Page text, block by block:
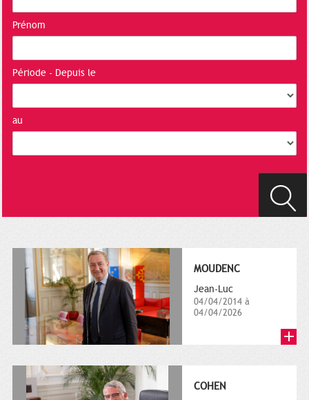
Prénom
Période - Depuis le
au
MOUDENC
Jean-Luc
04/04/2014 à
04/04/2026
COHEN